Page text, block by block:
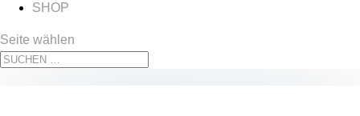
SHOP
Seite wählen